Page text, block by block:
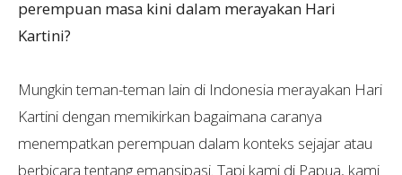
perempuan masa kini dalam merayakan Hari
Kartini?
Mungkin teman-teman lain di Indonesia merayakan Hari
Kartini dengan memikirkan bagaimana caranya
menempatkan perempuan dalam konteks sejajar atau
berbicara tentang emansipasi. Tapi kami di Papua, kami